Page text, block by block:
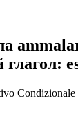
Condizionale